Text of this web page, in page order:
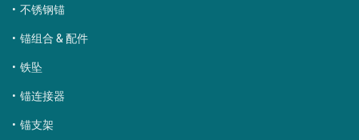
不锈钢锚
锚组合 & 配件
铁坠
锚连接器
锚支架